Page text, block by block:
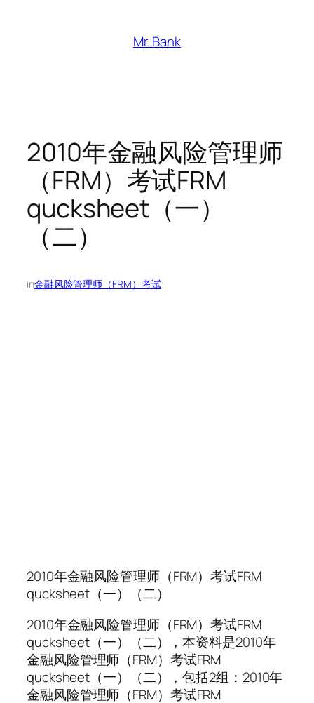
Mr. Bank
2010年金融风险管理师
（FRM）考试FRM
qucksheet（一）
（二）
in金融风险管理师（FRM）考试
2010年金融风险管理师（FRM）考试FRM
qucksheet（一）（二）
2010年金融风险管理师（FRM）考试FRM
qucksheet（一）（二），本资料是2010年
金融风险管理师（FRM）考试FRM
qucksheet（一）（二），包括2组：2010年
金融风险管理师（FRM）考试FRM